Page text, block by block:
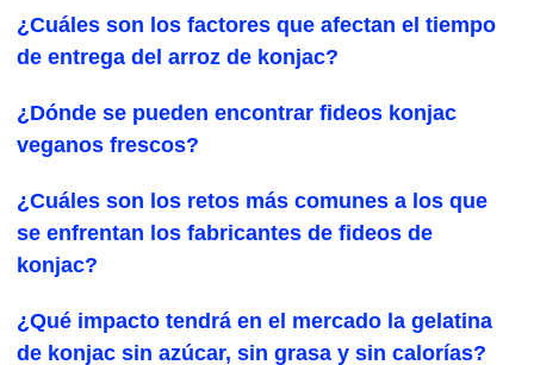
¿Cuáles son los factores que afectan el tiempo
de entrega del arroz de konjac?
¿Dónde se pueden encontrar fideos konjac
veganos frescos?
¿Cuáles son los retos más comunes a los que
se enfrentan los fabricantes de fideos de
konjac?
¿Qué impacto tendrá en el mercado la gelatina
de konjac sin azúcar, sin grasa y sin calorías?